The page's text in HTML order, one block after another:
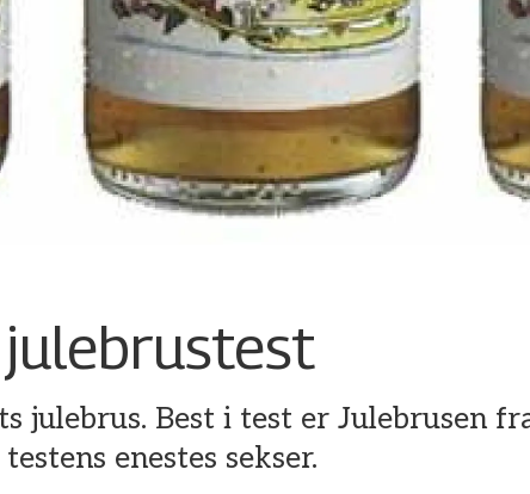
julebrus. Best i test er Julebrusen
enestes sekser.